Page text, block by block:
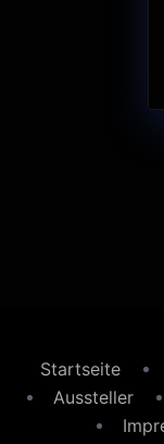
Startseite
Aussteller